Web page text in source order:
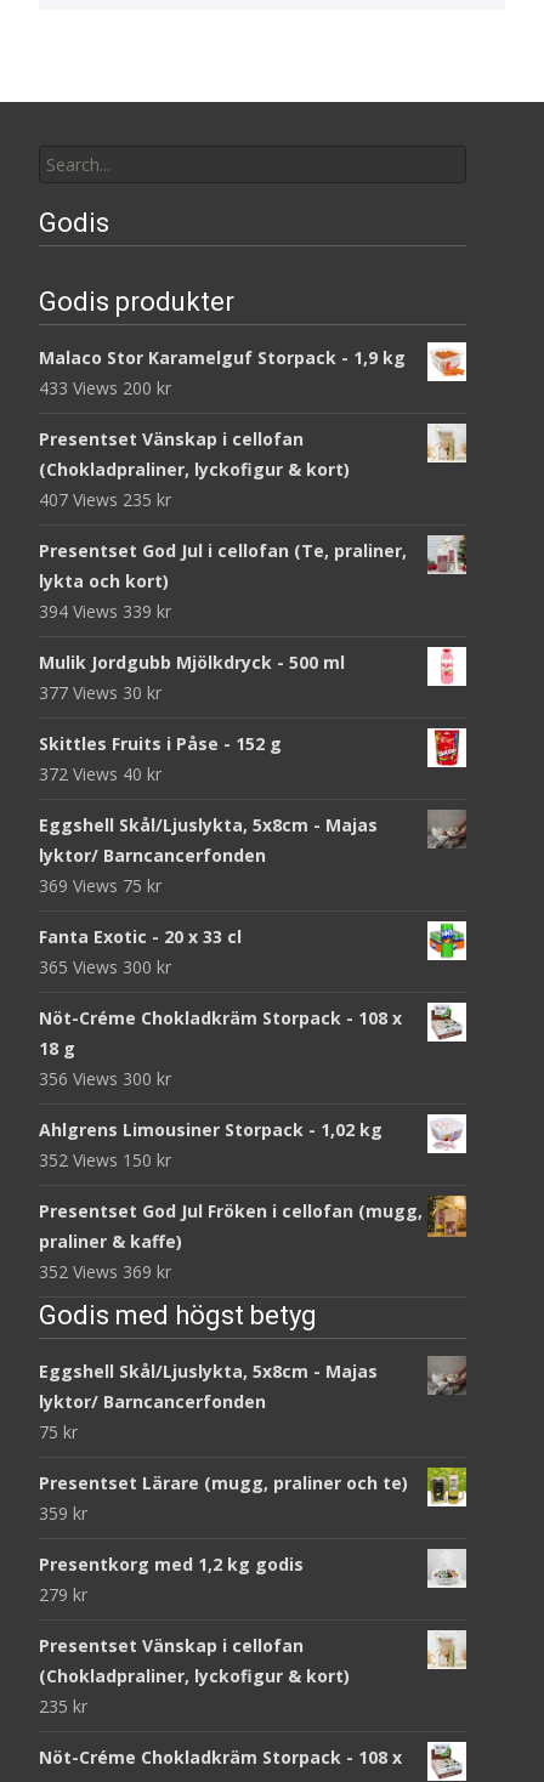
for:
Godis
Godis produkter
Malaco Stor Karamelguf Storpack - 1,9 kg
433 Views 200 kr
Presentset Vänskap i cellofan
(Chokladpraliner, lyckofigur & kort)
407 Views 235 kr
Presentset God Jul i cellofan (Te, praliner,
lykta och kort)
394 Views 339 kr
Mulik Jordgubb Mjölkdryck - 500 ml
377 Views 30 kr
Skittles Fruits i Påse - 152 g
372 Views 40 kr
Eggshell Skål/Ljuslykta, 5x8cm - Majas
lyktor/ Barncancerfonden
369 Views 75 kr
Fanta Exotic - 20 x 33 cl
365 Views 300 kr
Nöt-Créme Chokladkräm Storpack - 108 x
18 g
356 Views 300 kr
Ahlgrens Limousiner Storpack - 1,02 kg
352 Views 150 kr
Presentset God Jul Fröken i cellofan (mugg,
praliner & kaffe)
352 Views 369 kr
Godis med högst betyg
Eggshell Skål/Ljuslykta, 5x8cm - Majas
lyktor/ Barncancerfonden
75 kr
Presentset Lärare (mugg, praliner och te)
359 kr
Presentkorg med 1,2 kg godis
279 kr
Presentset Vänskap i cellofan
(Chokladpraliner, lyckofigur & kort)
235 kr
Nöt-Créme Chokladkräm Storpack - 108 x